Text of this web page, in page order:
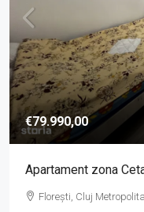
€79.990,00
Apartament zona
Florești, Cluj